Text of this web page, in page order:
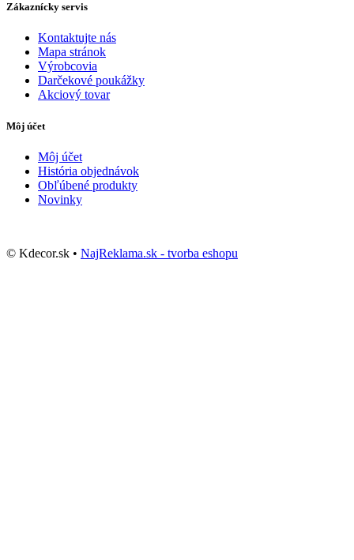
Zákaznícky servis
Kontaktujte nás
Mapa stránok
Výrobcovia
Darčekové poukážky
Akciový tovar
Môj účet
Môj účet
História objednávok
Obľúbené produkty
Novinky
© Kdecor.sk • NajReklama.sk - tvorba eshopu